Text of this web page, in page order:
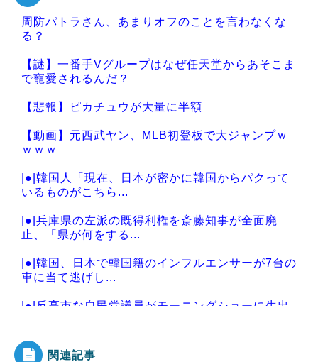
Powered by livedoor 相互RSS
周防パトラさん、あまりオフのことを言わなくな
る？
【謎】一番手Vグループはなぜ任天堂からあそこま
で寵愛されるんだ？
【悲報】ピカチュウが大量に半額
【動画】元西武ヤン、MLB初登板で大ジャンプｗ
ｗｗｗ
|●|韓国人「現在、日本が密かに韓国からパクって
いるものがこちら...
|●|兵庫県の左派の既得利権を斎藤知事が全面廃
止、「県が何をする...
|●|韓国、日本で韓国籍のインフルエンサーが7台の
車に当て逃げし...
|●|反高市な自民党議員がモーニングショーに生出
関連記事